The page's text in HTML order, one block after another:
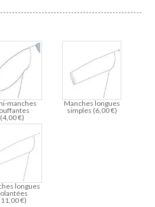
manches
(4,00€)
Manches longues
simples (6,00€)
longues
11,00€)